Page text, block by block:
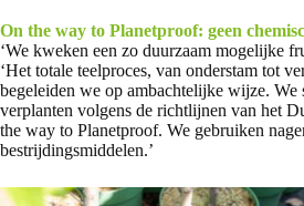
On the way to Planetproof: geen
‘We kweken een zo duurzaam mogelijke
‘Het totale teelproces, van onderstam tot
begeleiden we op ambachtelijke wijze. We
verplanten volgens de richtlijnen van het
the way to Planetproof. We gebruiken
bestrijdingsmiddelen.’